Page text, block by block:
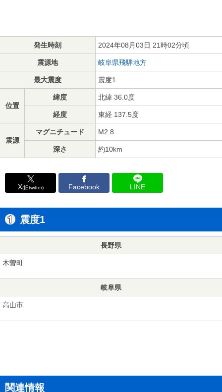
発生時刻 2024年08月03日 21時02分頃
震源地 岐阜県飛騨地方
最大震度 震度1
位置
緯度 北緯 36.0度
経度 東経 137.5度
震源
マグニチュード M2.8
深さ 約10km
X(旧twitter) Facebook LINE
震度1
長野県
木曽町
岐阜県
高山市
関連情報